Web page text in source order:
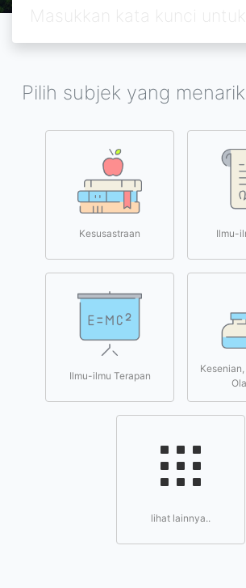
Pilih subjek yang
Kesusastraan Ilmu-
Ilmu-ilmu Terapan
lihat lainnya..